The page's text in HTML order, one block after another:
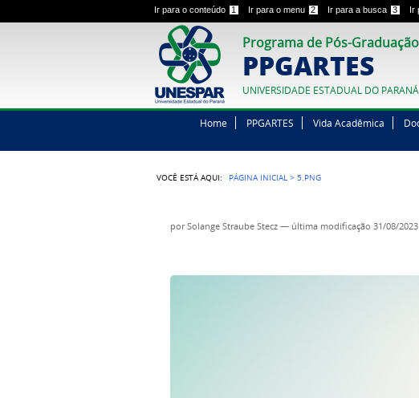
Ir para o conteúdo 1 Ir para o menu 2 Ir para a busca 3 Ir
Programa de Pós-
PPGARTES
UNIVERSIDADE ESTADUAL DO PARANÁ
Home PPGARTES Vida Acadêmica
VOCÊ ESTÁ AQUI: PÁGINA INICIAL >5.PNG
porSolange Straube Stecz— última modificação 31/08/